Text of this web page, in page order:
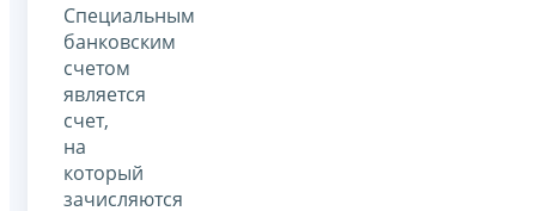
Специальным
банковским
счетом
является
счет,
на
который
зачисляются